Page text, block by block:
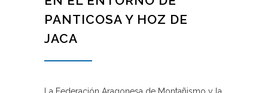
PANTICOSA Y HOZ DE
JACA